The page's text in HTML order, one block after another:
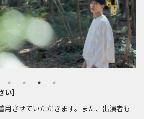
い】
用させていただきます。また、出演者も